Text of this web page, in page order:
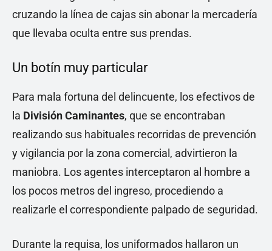
cruzando la línea de cajas sin abonar la mercadería
que llevaba oculta entre sus prendas.
Un botín muy particular
Para mala fortuna del delincuente, los efectivos de
la División Caminantes, que se encontraban
realizando sus habituales recorridas de prevención
y vigilancia por la zona comercial, advirtieron la
maniobra. Los agentes interceptaron al hombre a
los pocos metros del ingreso, procediendo a
realizarle el correspondiente palpado de seguridad.
Durante la requisa, los uniformados hallaron un